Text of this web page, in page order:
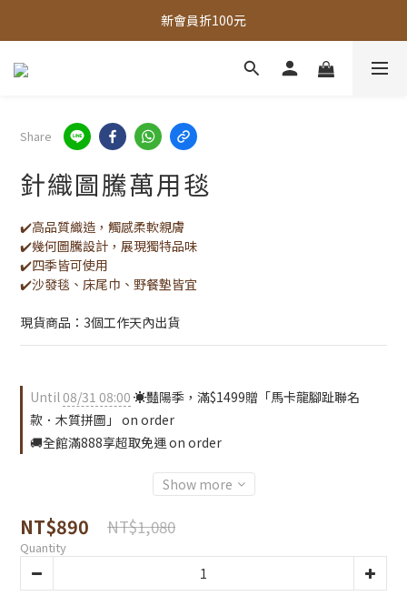
全館，滿888超取免運｜滿1500宅配免運
全館現貨商品，3個工作天內出貨
Share
針織圖騰萬用毯
✔️高品質織造，觸感柔軟親膚
✔️幾何圖騰設計，展現獨特品味
✔️四季皆可使用
✔️沙發毯、床尾巾、野餐墊皆宜
現貨商品：3個工作天內出貨
Until08/31 08:00 ☀️豔陽季，滿$1499贈「馬卡龍腳趾聯名
款．木質拼圖」 on order
🚚全館滿888享超取免運 on order
Show more
NT$890 NT$1,080
Quantity